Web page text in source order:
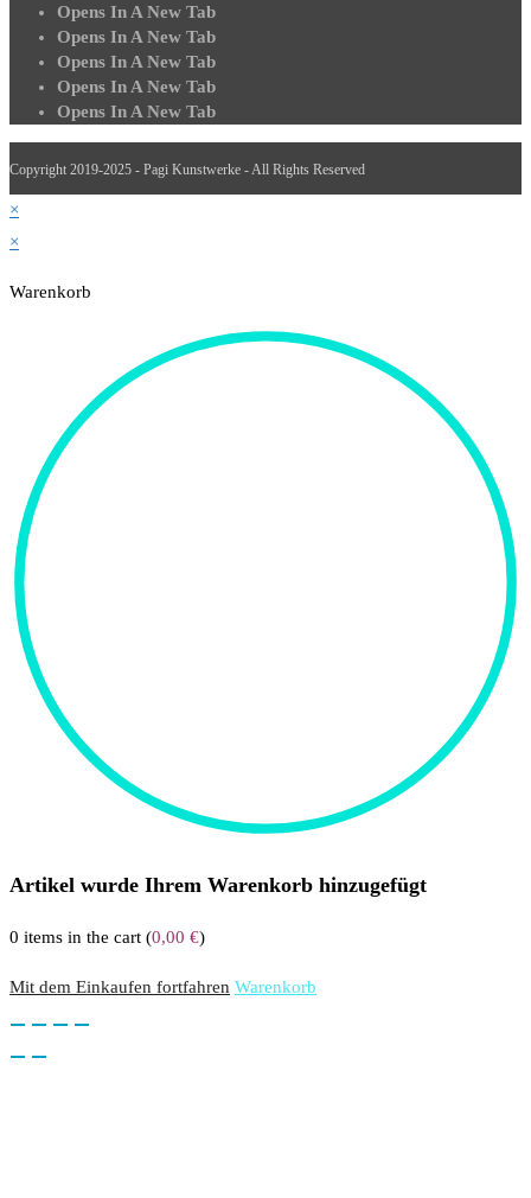
Opens In A New Tab
Opens In A New Tab
Opens In A New Tab
Opens In A New Tab
Opens In A New Tab
Copyright 2019-2025 - Pagi Kunstwerke - All Rights Reserved
×
×
Warenkorb
Artikel wurde Ihrem Warenkorb hinzugefügt
0 items in the cart (0,00 €)
Mit dem Einkaufen fortfahren Warenkorb